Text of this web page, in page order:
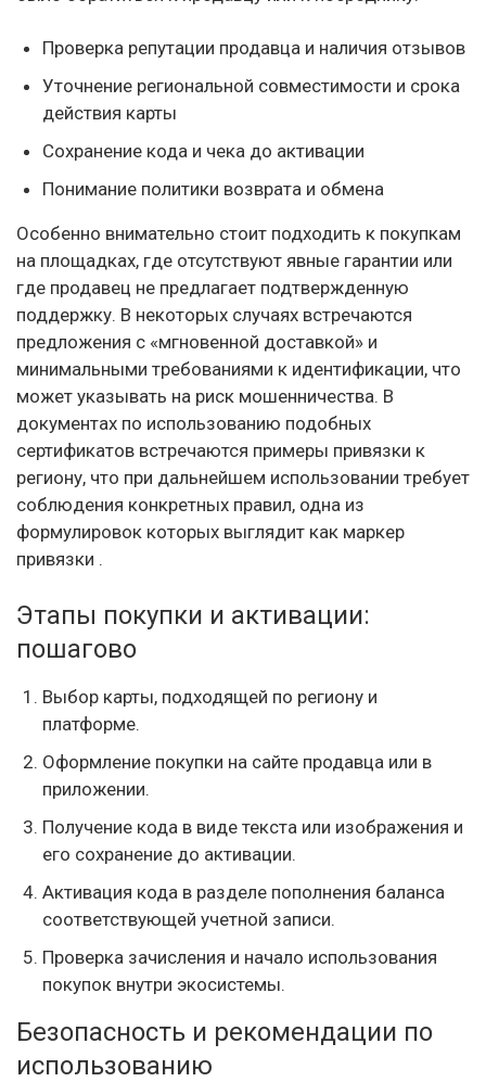
Проверка репутации продавца и наличия отзывов
Уточнение региональной совместимости и срока
действия карты
Сохранение кода и чека до активации
Понимание политики возврата и обмена
Особенно внимательно стоит подходить к покупкам
на площадках, где отсутствуют явные гарантии или
где продавец не предлагает подтвержденную
поддержку. В некоторых случаях встречаются
предложения с «мгновенной доставкой» и
минимальными требованиями к идентификации, что
может указывать на риск мошенничества. В
документах по использованию подобных
сертификатов встречаются примеры привязки к
региону, что при дальнейшем использовании требует
соблюдения конкретных правил, одна из
формулировок которых выглядит как маркер
привязки .
Этапы покупки и активации:
пошагово
Выбор карты, подходящей по региону и
платформе.
Оформление покупки на сайте продавца или в
приложении.
Получение кода в виде текста или изображения и
его сохранение до активации.
Активация кода в разделе пополнения баланса
соответствующей учетной записи.
Проверка зачисления и начало использования
покупок внутри экосистемы.
Безопасность и рекомендации по
использованию